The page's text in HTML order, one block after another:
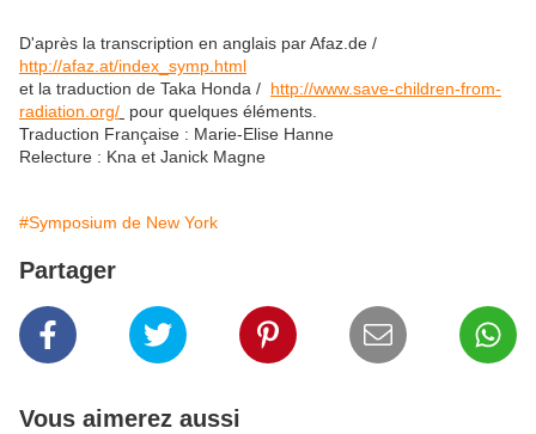
D'après la transcription en anglais par Afaz.de /
http://afaz.at/index_symp.html
et la traduction de Taka Honda / http://www.save-children-from-
radiation.org/ pour quelques éléments.
Traduction Française : Marie-Elise Hanne
Relecture : Kna et Janick Magne
#Symposium de New York
Partager
Vous aimerez aussi